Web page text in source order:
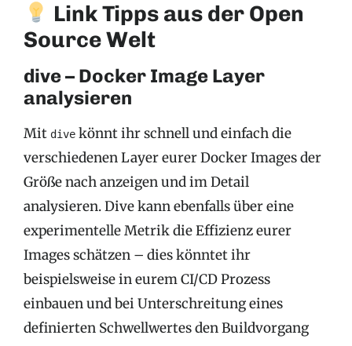
Link Tipps aus der Open
Source Welt
dive – Docker Image Layer
analysieren
Mit dive könnt ihr schnell und einfach die
verschiedenen Layer eurer Docker Images der
Größe nach anzeigen und im Detail
analysieren. Dive kann ebenfalls über eine
experimentelle Metrik die Effizienz eurer
Images schätzen – dies könntet ihr
beispielsweise in eurem CI/CD Prozess
einbauen und bei Unterschreitung eines
definierten Schwellwertes den Buildvorgang